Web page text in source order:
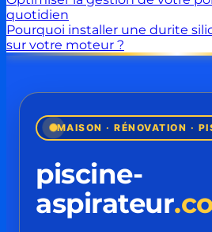
quotidien
Pourquoi installer une durite
sur votre moteur ?
MAISON · RÉNOVATION ·
piscine-
aspirateur